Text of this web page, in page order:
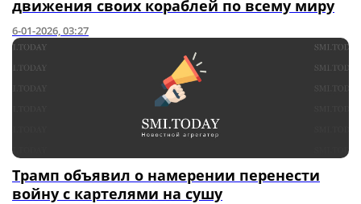
движения своих кораблей по всему миру
6-01-2026, 03:27
Трамп объявил о намерении перенести
войну с картелями на сушу